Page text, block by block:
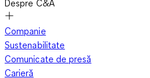
Despre C&A
Companie
Sustenabilitate
Comunicate de presă
Carieră